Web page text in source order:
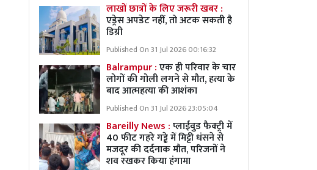
लाखों छात्रों के लिए जरूरी खबर :
एड्रेस अपडेट नहीं, तो अटक सकती है
डिग्री
Published On 31 Jul 2026 00:16:32
Balrampur :एक ही परिवार के चार
लोगों की गोली लगने से मौत, हत्या के
बाद आत्महत्या की आशंका
Published On 31 Jul 2026 23:05:04
Bareilly News :प्लाईवुड फैक्ट्री में
40 फीट गहरे गड्ढे में मिट्टी धंसने से
मजदूर की दर्दनाक मौत, परिजनों ने
शव रखकर किया हंगामा